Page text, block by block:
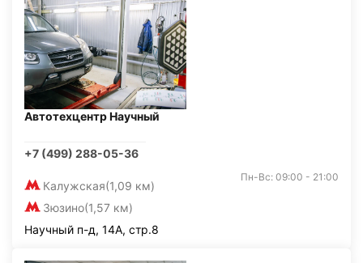
Автотехцентр Научный
+7 (499) 288-05-36
Калужская(1,09 км)
Зюзино(1,57 км)
Пн-Вс: 09:00 - 21:00
Научный п-д, 14А, стр.8